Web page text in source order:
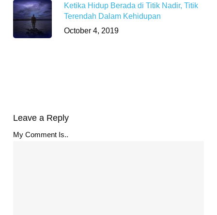
Ketika Hidup Berada di Titik Nadir, Titik
Terendah Dalam Kehidupan
October 4, 2019
Leave a Reply
My Comment Is..